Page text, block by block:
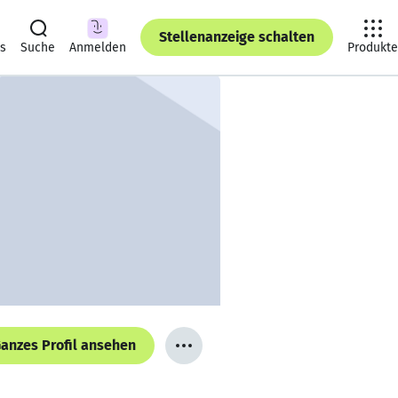
Suche Anmelden
Stellenanzeige schalten
Produkte
Profil ansehen